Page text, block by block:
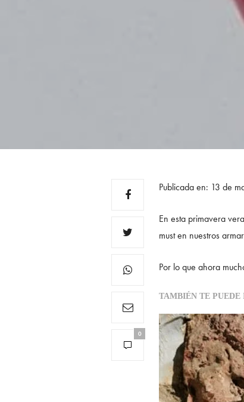
0
Publicada en: 13 de
En esta primavera
must en nuestros
Por lo que ahora
TAMBIÉN TE